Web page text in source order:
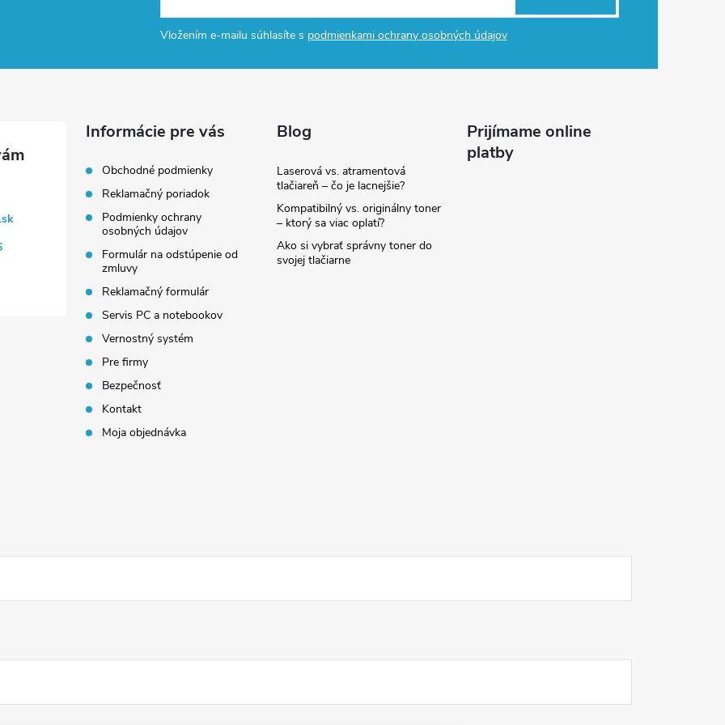
Vložením e-mailu súhlasíte s podmienkami ochrany osobných údajov
Informácie pre vás
Obchodné podmienky
Reklamačný poriadok
Podmienky ochrany
osobných údajov
Formulár na odstúpenie od
zmluvy
Reklamačný formulár
Servis PC a notebookov
Vernostný systém
Pre firmy
Bezpečnosť
Kontakt
Moja objednávka
Blog
Laserová vs. atramentová
tlačiareň – čo je lacnejšie?
Kompatibilný vs. originálny toner
– ktorý sa viac oplatí?
Ako si vybrať správny toner do
svojej tlačiarne
Prijímame online
platby